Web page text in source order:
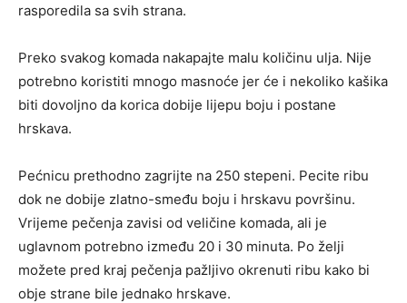
rasporedila sa svih strana.
Preko svakog komada nakapajte malu količinu ulja. Nije
potrebno koristiti mnogo masnoće jer će i nekoliko kašika
biti dovoljno da korica dobije lijepu boju i postane
hrskava.
Pećnicu prethodno zagrijte na 250 stepeni. Pecite ribu
dok ne dobije zlatno-smeđu boju i hrskavu površinu.
Vrijeme pečenja zavisi od veličine komada, ali je
uglavnom potrebno između 20 i 30 minuta. Po želji
možete pred kraj pečenja pažljivo okrenuti ribu kako bi
obje strane bile jednako hrskave.